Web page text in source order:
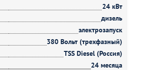
24 кВт
дизель
электрозапуск
380 Вольт (трехфазный)
TSS Diesel (Россия)
24 месяца